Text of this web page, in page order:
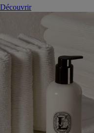
Découvrir